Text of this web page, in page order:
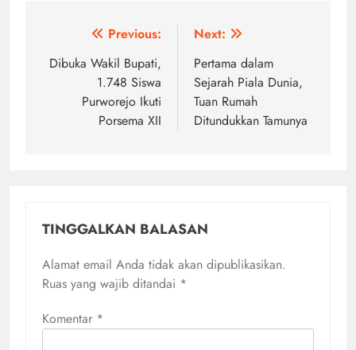
Navigasi
pos
Previous:
Dibuka Wakil Bupati,
1.748 Siswa
Purworejo Ikuti
Porsema XII
Next:
Pertama dalam
Sejarah Piala Dunia,
Tuan Rumah
Ditundukkan Tamunya
TINGGALKAN BALASAN
Alamat email Anda tidak akan dipublikasikan.
Ruas yang wajib ditandai *
Komentar *